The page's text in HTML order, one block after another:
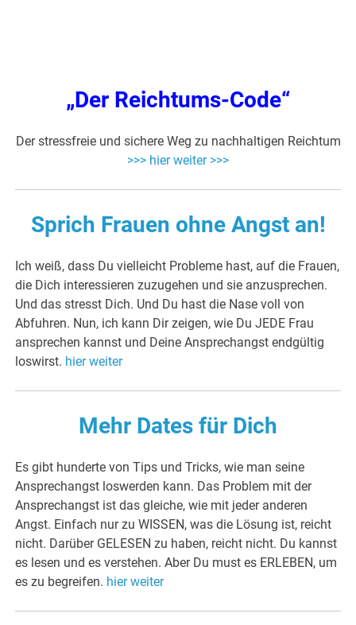
„Der Reichtums-Code“
Der stressfreie und sichere Weg zu nachhaltigen Reichtum
>>> hier weiter >>>
Sprich Frauen ohne Angst an!
Ich weiß, dass Du vielleicht Probleme hast, auf die Frauen,
die Dich interessieren zuzugehen und sie anzusprechen.
Und das stresst Dich. Und Du hast die Nase voll von
Abfuhren. Nun, ich kann Dir zeigen, wie Du JEDE Frau
ansprechen kannst und Deine Ansprechangst endgültig
loswirst. hier weiter
Mehr Dates für Dich
Es gibt hunderte von Tips und Tricks, wie man seine
Ansprechangst loswerden kann. Das Problem mit der
Ansprechangst ist das gleiche, wie mit jeder anderen
Angst. Einfach nur zu WISSEN, was die Lösung ist, reicht
nicht. Darüber GELESEN zu haben, reicht nicht. Du kannst
es lesen und es verstehen. Aber Du must es ERLEBEN, um
es zu begreifen. hier weiter